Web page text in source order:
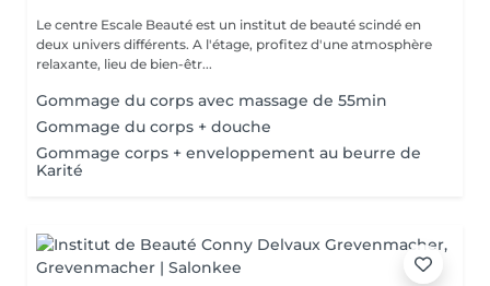
Le centre Escale Beauté est un institut de beauté scindé en
deux univers différents. A l'étage, profitez d'une atmosphère
relaxante, lieu de bien-êtr...
Gommage du corps avec massage de 55min
Gommage du corps + douche
Gommage corps + enveloppement au beurre de
Karité